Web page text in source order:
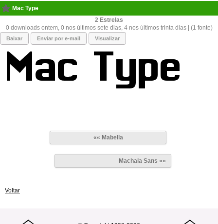
Mac Type
2
0 downloads ontem, 0 nos últimos sete dias, 4 nos últimos trinta dias | (1 fonte)
Baixar Enviar por e-mail Visualizar
«« Mabella
Machala Sans »»
Voltar